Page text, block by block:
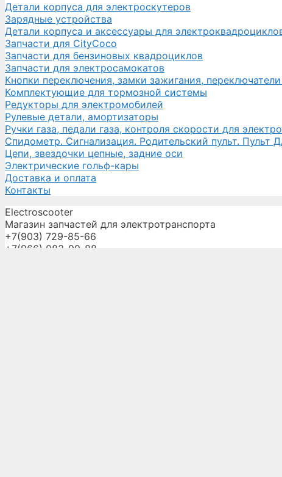
Детали корпуса для электроскутеров
Зарядные устройства
Детали корпуса и аксессуары для
Запчасти для CityCoco
Запчасти для бензиновых квадроциклов
Запчасти для электросамокатов
Кнопки переключения, замки зажигания,
Комплектующие для тормозной системы
Редукторы для электромобилей
Рулевые детали, амортизаторы
Ручки газа, педали газа, контроля скорости для
Спидометр. Сигнализация. Родительский пульт. Пульт
Цепи, звездочки цепные, задние оси
Электрические гольф-кары
Доставка и оплата
Контакты
Electroscooter
Магазин запчастей для электротранспорта
+7(903) 729-85-66
+7(966) 083-99-88